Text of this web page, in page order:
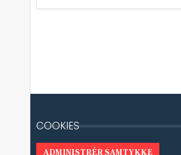
COOKIES
ADMINISTRÉR SAMTYKKE